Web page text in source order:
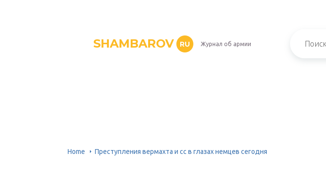
SHAMBAROV RU Журнал об армии
Home Преступления вермахта и сс в глазах немцев сегодня